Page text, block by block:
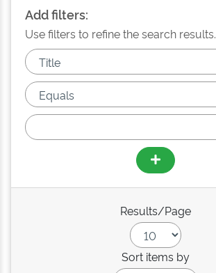
Add filters:
Use filters to refine the search results.
Results/Page
Sort items by